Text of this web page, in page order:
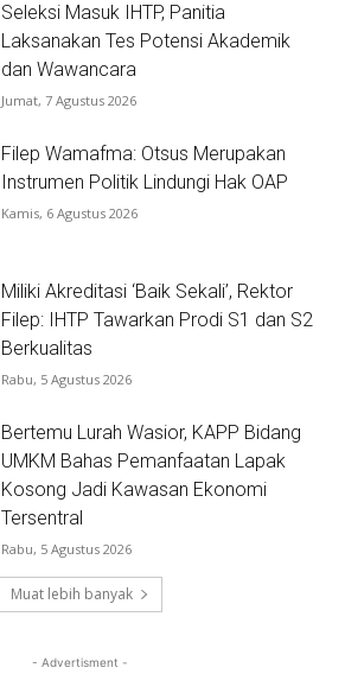
Seleksi Masuk IHTP, Panitia
Laksanakan Tes Potensi Akademik
dan Wawancara
Jumat, 7 Agustus 2026
Filep Wamafma: Otsus Merupakan
Instrumen Politik Lindungi Hak OAP
Kamis, 6 Agustus 2026
Miliki Akreditasi ‘Baik Sekali’, Rektor
Filep: IHTP Tawarkan Prodi S1 dan S2
Berkualitas
Rabu, 5 Agustus 2026
Bertemu Lurah Wasior, KAPP Bidang
UMKM Bahas Pemanfaatan Lapak
Kosong Jadi Kawasan Ekonomi
Tersentral
Rabu, 5 Agustus 2026
Muat lebih banyak
- Advertisment -